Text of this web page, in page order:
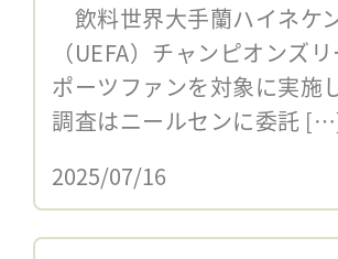
飲料世界大手蘭ハイネケ
（UEFA）チャンピオンズ
ポーツファンを対象に実施
調査はニールセンに委託
2025/07/16